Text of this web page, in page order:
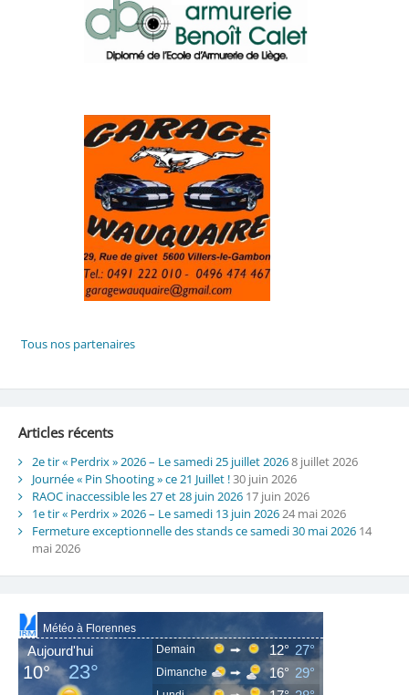
Tous nos partenaires
Articles récents
2e tir « Perdrix » 2026 – Le samedi 25 juillet 20268 juillet 2026
Journée « Pin Shooting » ce 21 Juillet !30 juin 2026
RAOC inaccessible les 27 et 28 juin 2026 17 juin 2026
1e tir « Perdrix » 2026 – Le samedi 13 juin 202624 mai 2026
Fermeture exceptionnelle des stands ce samedi 30 mai 2026 14
mai 2026